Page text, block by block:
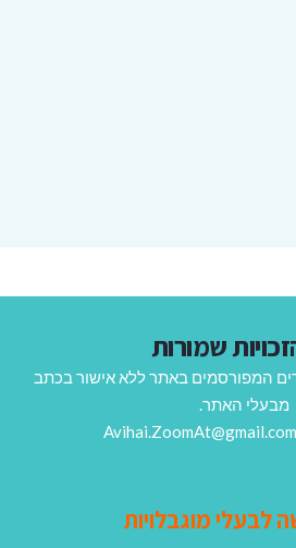
שמורות
המפורסמים באתר ללא אישור בכתב
מבעלי האתר.
לבעלי מוגבלויות